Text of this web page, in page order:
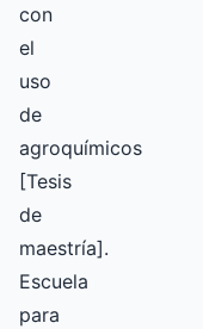
con
el
uso
de
agroquímicos
[Tesis
de
maestría].
Escuela
para